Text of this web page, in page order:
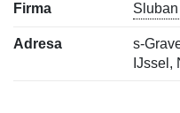
Firma
Adresa
s-
IJssel,